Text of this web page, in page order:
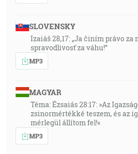
SLOVENSKY
Izaiáš 28,17: „Ja činím právo za
spravodlivosť za váhu!“
MP3
MAGYAR
Téma: Ézsaiás 28:17: »Az
zsinormértékké teszem, és az
mérlegül állítom fel!«
MP3